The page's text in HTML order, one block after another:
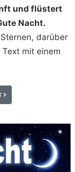
und flüstert
Nacht.
darüber
mit einem
Code